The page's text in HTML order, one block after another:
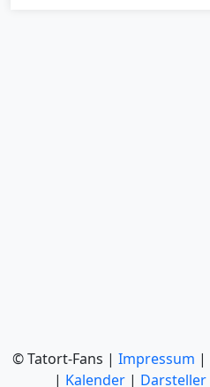
© Tatort-Fans | Impressum |
| Kalender | Darsteller